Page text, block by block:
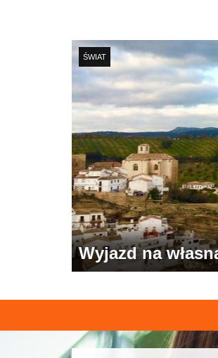
ŚWIAT
Wyjazd na